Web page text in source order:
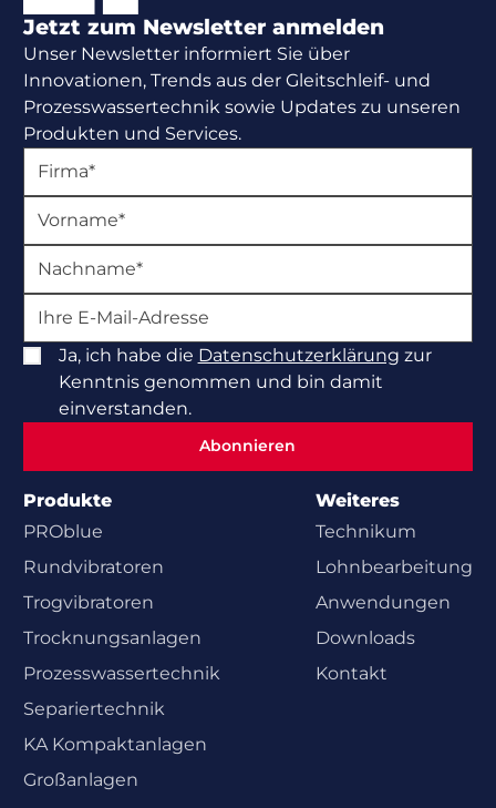
Jetzt zum Newsletter anmelden
Unser Newsletter informiert Sie über
Innovationen, Trends aus der Gleitschleif- und
Prozesswassertechnik sowie Updates zu unseren
Produkten und Services.
Ja, ich habe die Datenschutzerklärung zur
Kenntnis genommen und bin damit
einverstanden.
Abonnieren
Produkte
PROblue
Rundvibratoren
Trogvibratoren
Trocknungsanlagen
Prozesswasser­technik
Separiertechnik
KA Kompaktanlagen
Großanlagen
Weiteres
Technikum
Lohnbearbeitung
Anwendungen
Downloads
Kontakt